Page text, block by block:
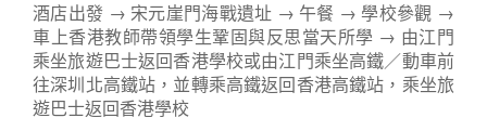
酒店出發 → 宋元崖門海戰遺址 → 午餐 → 學校參觀 →
車上香港教師帶領學生鞏固與反思當天所學 → 由江門
乘坐旅遊巴士返回香港學校或由江門乘坐高鐵／動車前
往深圳北高鐵站，並轉乘高鐵返回香港高鐵站，乘坐旅
遊巴士返回香港學校